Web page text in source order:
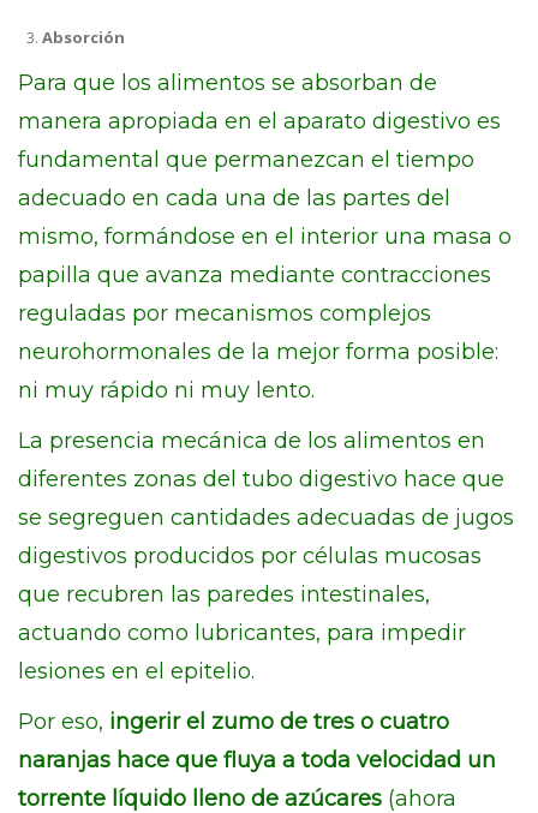
Absorción
Para que los alimentos se absorban de
manera apropiada en el aparato digestivo es
fundamental que permanezcan el tiempo
adecuado en cada una de las partes del
mismo, formándose en el interior una masa o
papilla que avanza mediante contracciones
reguladas por mecanismos complejos
neurohormonales de la mejor forma posible:
ni muy rápido ni muy lento.
La presencia mecánica de los alimentos en
diferentes zonas del tubo digestivo hace que
se segreguen cantidades adecuadas de jugos
digestivos producidos por células mucosas
que recubren las paredes intestinales,
actuando como lubricantes, para impedir
lesiones en el epitelio.
Por eso, ingerir el zumo de tres o cuatro
naranjas hace que fluya a toda velocidad un
torrente líquido lleno de azúcares (ahora